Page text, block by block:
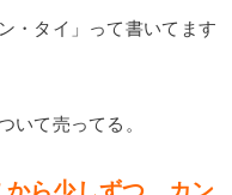
・タイ」って書いてます
いて売ってる。